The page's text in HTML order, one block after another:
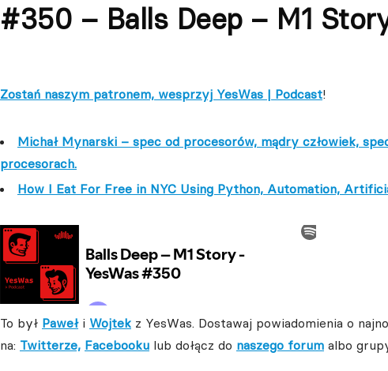
#350 – Balls Deep – M1
Zostań naszym patronem, wesprzyj YesWas | Podcast!
Michał Mynarski – spec od procesorów, mądry człowiek,
procesorach.
How I Eat For Free in NYC Using Python, Automation,
To był Pawełi Wojtek z YesWas. Dostawaj powiadomienia o
na: Twitterze, Facebooku lub dołącz do naszego forum albo